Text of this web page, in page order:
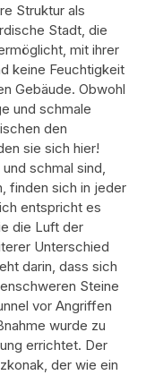
Struktur als
Stadt, die
mit ihrer
keine Feuchtigkeit
Gebäude. Obwohl
und schmale
den
sie sich hier!
schmal sind,
finden sich in jeder
entspricht es
die Luft der
Unterschied
darin, dass sich
Steine
vor Angriffen
wurde zu
errichtet. Der
der wie ein